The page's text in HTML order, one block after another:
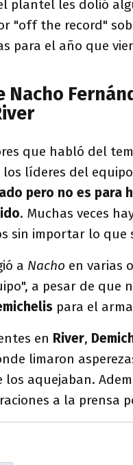
plantel les dolió
"off the record"
para el año que
Nacho
que habló del
los líderes del
pero no es para
. Muchas veces
sin importar lo que
a Nacho en varias
a pesar de que
para el
en River,
limaron
los aquejaban.
a la prensa